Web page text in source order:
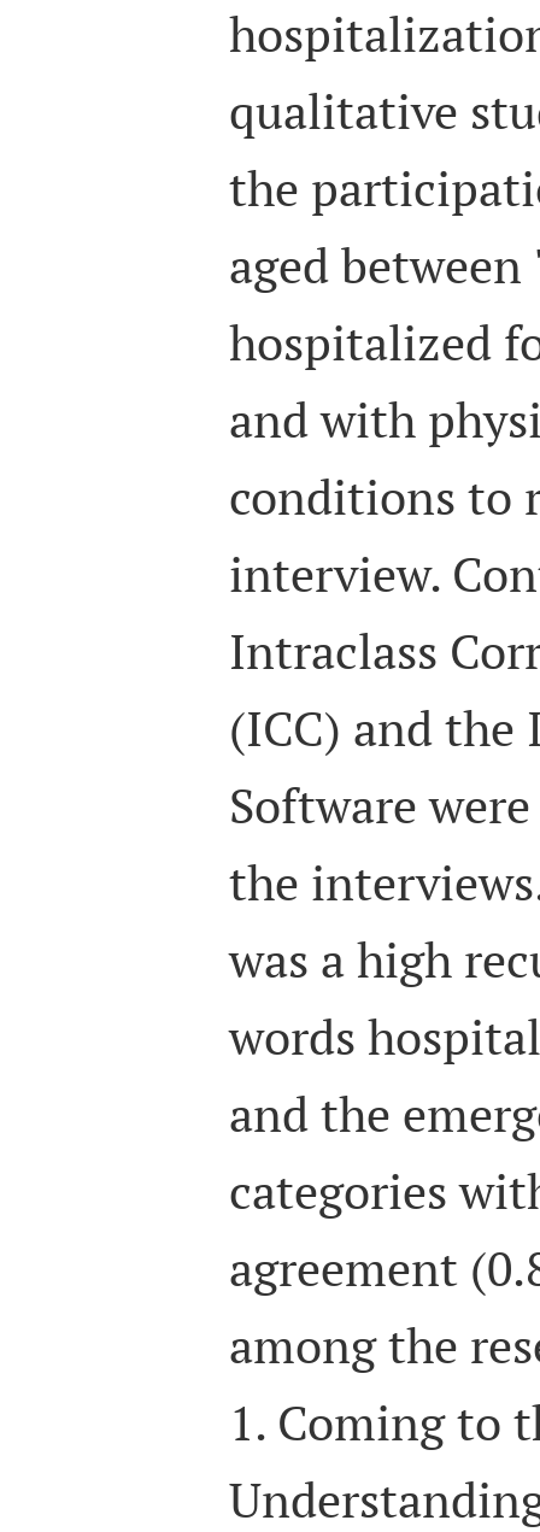
qualitative
the
aged between
hospitalized
and with
conditions to
interview.
Intraclass
(ICC) and the
Software
the
was a high
words
and the
categories
agreement
among the
1. Coming to